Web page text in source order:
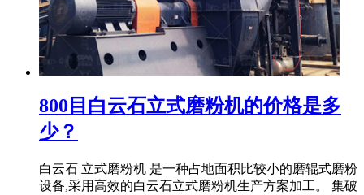
800目白云石立式磨粉机的价格是多
少？
白云石 立式磨粉机 是一种占地面积比较小的磨辊式磨粉
设备,采用高效的白云石立式磨粉机生产方案加工。 集破